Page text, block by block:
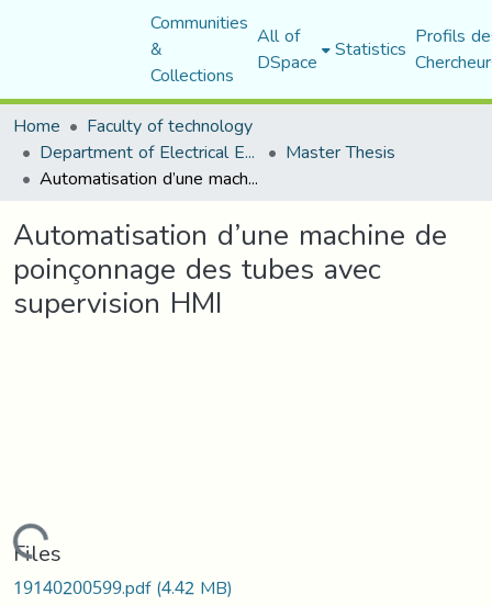
Communities
&
Collections
All of
DSpace Statistics Profils
Home
Faculty of technology
Department of Electrical Engineering Master Thesis
Automatisation d’une machine de poinçonnage des tubes avec supervision HMI
Automatisation d’une machine de
poinçonnage des tubes avec
supervision HMI
Loading...
Files
19140200599.pdf(4.42 MB)